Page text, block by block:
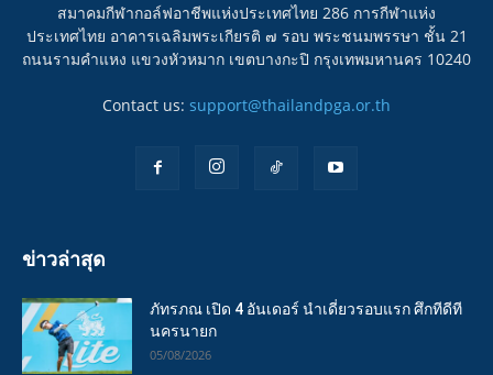
สมาคมกีฬากอล์ฟอาชีพแห่งประเทศไทย 286 การกีฬาแห่ง
ประเทศไทย อาคารเฉลิมพระเกียรติ ๗ รอบ พระชนมพรรษา ชั้น 21
ถนนรามคำแหง แขวงหัวหมาก เขตบางกะปิ กรุงเทพมหานคร 10240
Contact us: support@thailandpga.or.th
ข่าวล่าสุด
ภัทรภณ เปิด 4 อันเดอร์ นำเดี่ยวรอบแรก ศึกทีดีที
นครนายก
05/08/2026